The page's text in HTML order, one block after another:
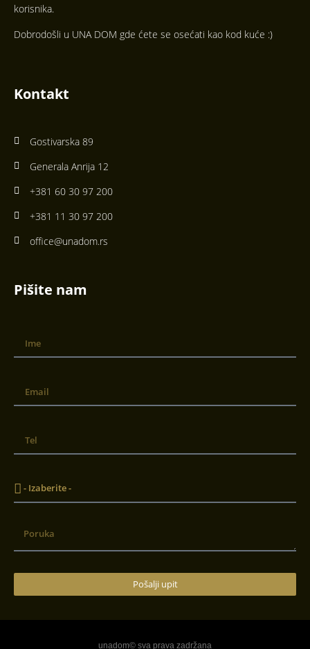
korisnika.
Dobrodošli u UNA DOM gde ćete se osećati kao kod kuće :)
Kontakt
Gostivarska 89
Generala Anrija 12
+381 60 30 97 200
+381 11 30 97 200
office@unadom.rs
Pišite nam
Pošalji upit
unadom© sva prava zadržana